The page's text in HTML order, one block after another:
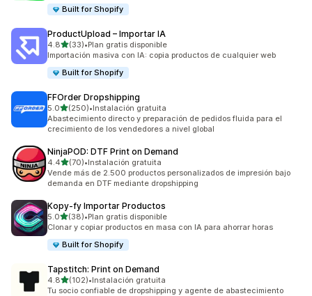
Built for Shopify
ProductUpload – Importar IA
4.8de 5 estrellas
(33)
33 reseñas en total
•Plan gratis disponible
Importación masiva con IA: copia productos de cualquier web
Built for Shopify
FFOrder Dropshipping
5.0de 5 estrellas
(250)
250 reseñas en total
•Instalación gratuita
Abastecimiento directo y preparación de pedidos fluida para el
crecimiento de los vendedores a nivel global
NinjaPOD: DTF Print on Demand
4.4de 5 estrellas
(70)
70 reseñas en total
•Instalación gratuita
Vende más de 2.500 productos personalizados de impresión bajo
demanda en DTF mediante dropshipping
Kopy‑fy Importar Productos
5.0de 5 estrellas
(38)
38 reseñas en total
•Plan gratis disponible
Clonar y copiar productos en masa con IA para ahorrar horas
Built for Shopify
Tapstitch: Print on Demand
4.8de 5 estrellas
(102)
102 reseñas en total
•Instalación gratuita
Tu socio confiable de dropshipping y agente de abastecimiento